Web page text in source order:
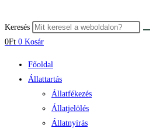
Keresés
0Ft 0 Kosár
Főoldal
Állattartás
Állatfékezés
Állatjelölés
Állatnyírás